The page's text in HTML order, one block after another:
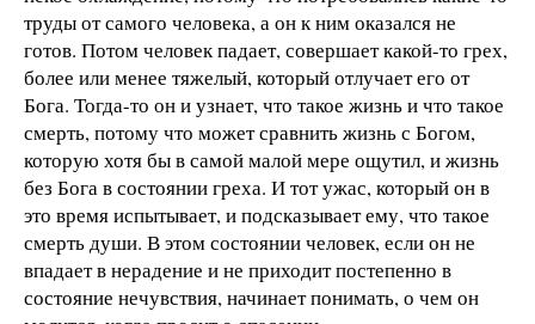
труды от самого человека, а он к ним оказался не
готов. Потом человек падает, совершает какой-то грех,
более или менее тяжелый, который отлучает его от
Бога. Тогда-то он и узнает, что такое жизнь и что такое
смерть, потому что может сравнить жизнь с Богом,
которую хотя бы в самой малой мере ощутил, и жизнь
без Бога в состоянии греха. И тот ужас, который он в
это время испытывает, и подсказывает ему, что такое
смерть души. В этом состоянии человек, если он не
впадает в нерадение и не приходит постепенно в
состояние нечувствия, начинает понимать, о чем он